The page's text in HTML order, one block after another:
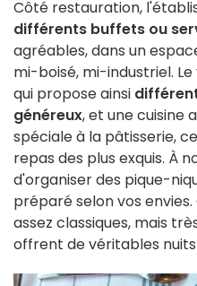
Côté restauration,
différents buffets ou
agréables, dans un
mi-boisé, mi-industriel.
qui propose ainsi
généreux, et une cuisine
spéciale à la pâtisserie,
repas des plus exquis. À
d'organiser des pique-
préparé selon vos
assez classiques, mais
offrent de véritables